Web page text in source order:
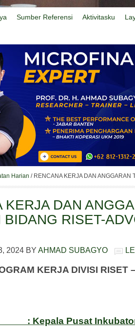
Sumber Referensi Aktivitasku
Harian /RENCANA KERJA DAN ANGGARAN
KERJA DAN
BIDANG RISET-
2024 BY AHMAD SUBAGYO
KERJA DIVISI RISET
Kepala Pusat Inkubator